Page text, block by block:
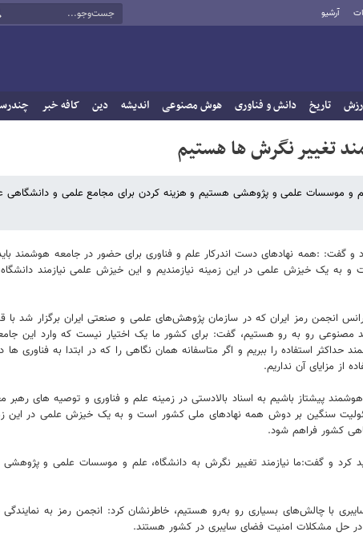
آرشیو
تاریخ دانش و فناوری هوش مصنوعی اندیشه دین کافه خبر
تغییر نگرش ها هستیم
علم و موسسات علمی و پژوهشی هستیم و هزینه کردن برای مجامع علمی و
گفت: :همه نهادهای دست اندرکار علم و فناوری برای حضور در جامعه هوشمند باید
یک خیزش علمی در این زمینه نیازمندیم و این خیزش علمی نیازمند
انجمن رمز ایران که در سازمان پژوهش‌های علمی و صنعتی ایران برگزار شد با
مصنوعی رو به رو هستیم، گفت: برای کشور ما یک اختیار نیست که وارد این
حداکثر استفاده را ببریم و اگر متاسفانه همان نگاهی را که در ابتدا به فناوری
از مزایای آن نداریم.
پیشتاز باشیم به اسناد بالادستی در زمینه علم و فناوری و توصیه های
سنگین بر دوش همه نهادهای ملی کشور است و به یک خیزش علمی در این
کشور فراهم شود.
و گفت:ما نیازمند تغییر نگرش به دانشگاه، علم و موسسات علمی و
با چالش‌های بسیاری رو به‌رو هستیم، خاطرنشان کرد: انجمن رمز به
حل مشکلات امنیت فضای سایبری در کشور هستند.